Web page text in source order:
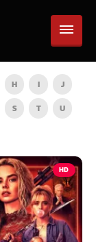
H I
J
S T
U
HD